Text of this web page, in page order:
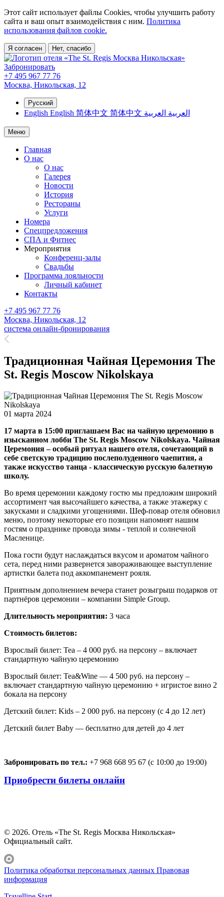
Этот сайт использует файлы Cookies, чтобы улучшить работу
сайта и ваш опыт взаимодействия с ним. Политика
использования файлов cookie.
Я согласен Нет, спасибо
Забронировать
+7 495 967 77 76
Москва, Никольская, 12
Русский
English English 简体中文 简体中文 العربية العربية
Меню
Главная
О нас
О нас
Галерея
Новости
История
Рестораны
Услуги
Номера
Спецпредложения
СПА и Фитнес
Мероприятия
Конференц-залы
Свадьбы
Программа лояльности
Личный кабинет
Контакты
+7 495 967 77 76
Москва, Никольская, 12
система онлайн-бронирования
Традиционная Чайная Церемония The
St. Regis Moscow Nikolskaya
01 марта 2024
17 марта в 15:00 приглашаем Вас на чайную церемонию в
изысканном лобби The St. Regis Moscow Nikolskaya. Чайная
Церемония – особый ритуал нашего отеля, сочетающий в
себе светскую традицию послеполуденного чаепития, а
также искусство танца - классическую русскую балетную
школу.
Во время церемонии каждому гостю мы предложим широкий
ассортимент чая высочайшего качества, а также этажерку с
закусками и сладкими угощениями. Шеф-повар отеля обновил
меню, поэтому некоторые его позиции напомнят нашим
гостям о празднике провода зимы - теплой и солнечной
Масленице.
Пока гости будут наслаждаться вкусом и ароматом чайного
сета, перед ними развернется завораживающее выступление
артистки балета под аккомпанемент рояля.
Приятным дополнением вечера станет розыгрыш подарков от
партнёров церемонии – компании Simple Group.
Длительность мероприятия: 3 часа
Стоимость билетов:
Взрослый билет: Tea – 4 000 руб. на персону – включает
стандартную чайную церемонию
Взрослый билет: Tea&Wine — 4 500 руб. на персону –
включает стандартную чайную церемонию + игристое вино 2
бокала на персону
Детский билет: Kids – 2 000 руб. на персону (с 4 до 12 лет)
Детский билет Baby — бесплатно для детей до 4 лет
Забронировать по тел.: +7 968 668 95 67 (с 10:00 до 19:00)
Приобрести билеты онлайн
© 2026. Отель «The St. Regis Москва Никольская»
Официальный сайт.
Политика обработки персональных данных Правовая
информация